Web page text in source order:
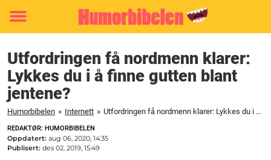
Toggle
Utfordringen få nordmenn klarer:
Lykkes du i å finne gutten blant
jentene?
Humorbibelen » Internett » Utfordringen få nordmenn klarer: Lykkes du i å finne gutten blant jentene?
REDAKTØR: HUMORBIBELEN
Oppdatert: aug 06, 2020, 14:35
Publisert: des 02, 2019, 15:49